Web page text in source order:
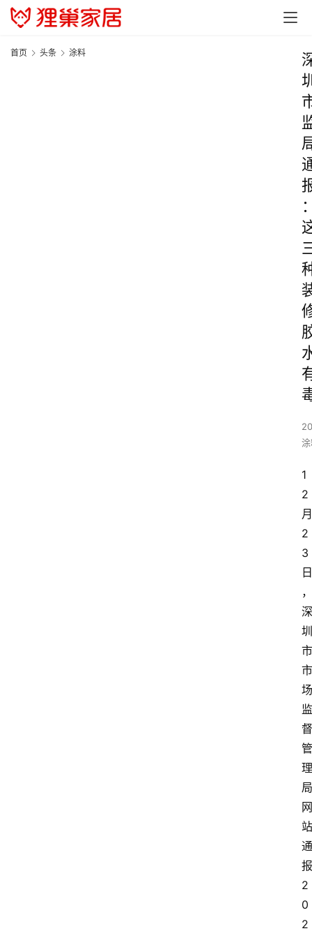
首页 头条 涂料
1
2
月
2
3
日
，
深
圳
市
市
场
监
督
管
理
局
网
站
通
报
2
0
2